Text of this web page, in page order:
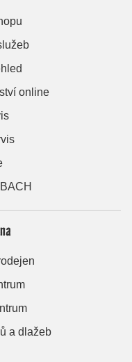
online
a dlažeb